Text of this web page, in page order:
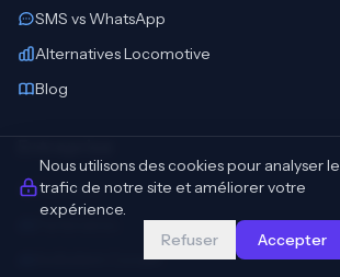
SMS vs WhatsApp
Alternatives Locomotive
Blog
À propos
Partenaires
NoBullshit Conseil
Nous utilisons des cookies pour analyser le
trafic de notre site et améliorer votre
expérience.
Refuser Accepter